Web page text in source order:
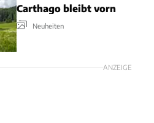
Carthago bleibt vorn
Neuheiten
ANZEIGE